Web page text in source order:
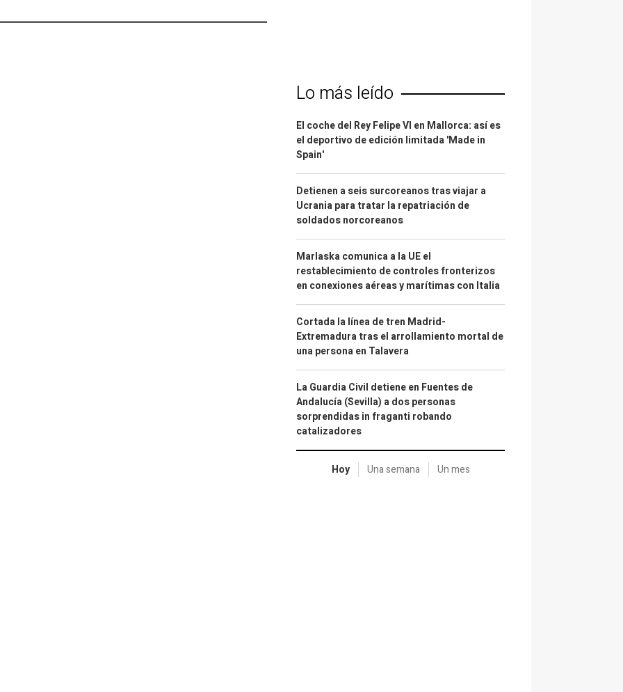
Lo más leído
El coche del Rey Felipe VI en Mallorca: así es
el deportivo de edición limitada 'Made in
Spain'
Detienen a seis surcoreanos tras viajar a
Ucrania para tratar la repatriación de
soldados norcoreanos
Marlaska comunica a la UE el
restablecimiento de controles fronterizos
en conexiones aéreas y marítimas con Italia
Cortada la línea de tren Madrid-
Extremadura tras el arrollamiento mortal de
una persona en Talavera
La Guardia Civil detiene en Fuentes de
Andalucía (Sevilla) a dos personas
sorprendidas in fraganti robando
catalizadores
Hoy Una semana Un mes